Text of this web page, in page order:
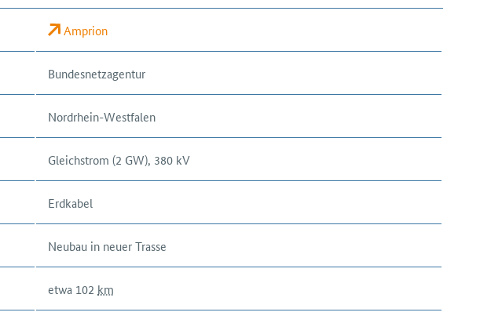
Amprion
Bundesnetzagentur
Nordrhein-Westfalen
Gleichstrom (2 GW), 380 kV
Erdkabel
Neubau in neuer Trasse
etwa 102 km